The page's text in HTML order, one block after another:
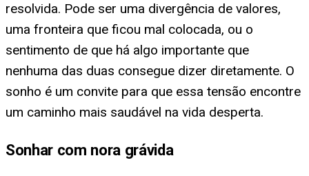
resolvida. Pode ser uma divergência de valores,
uma fronteira que ficou mal colocada, ou o
sentimento de que há algo importante que
nenhuma das duas consegue dizer diretamente. O
sonho é um convite para que essa tensão encontre
um caminho mais saudável na vida desperta.
Sonhar com nora grávida